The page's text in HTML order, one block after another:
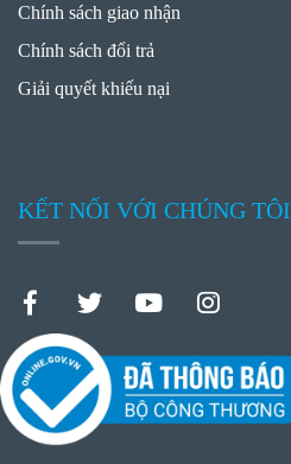
Chính sách giao nhận
Chính sách đổi trả
Giải quyết khiếu nại
KẾT NỐI VỚI CHÚNG TÔI